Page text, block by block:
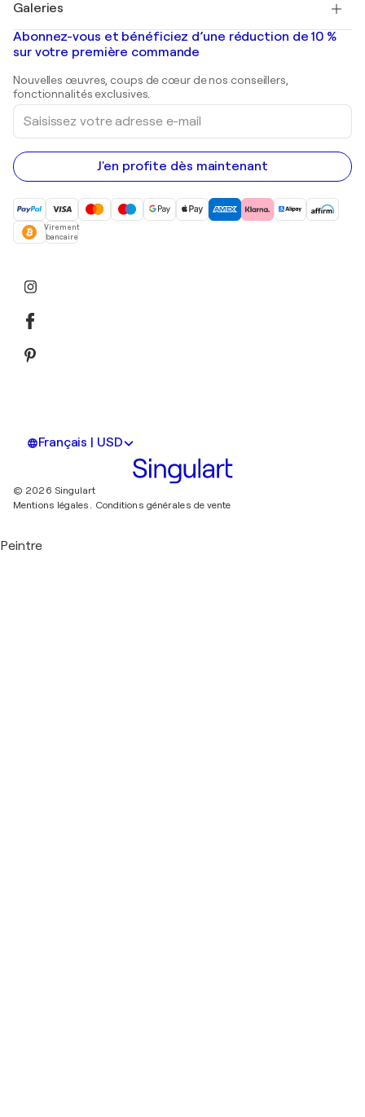
Banksy
Mr. Brainwash
Shepard Fairey
Tableaux abstraits à vendre
Peintures de paysage
Estampes
Peintures acryliques
Galeries
Galeries d'art en France
Galeries d'art en Belgique
Abonnez-vous et bénéficiez d’une réduction de 10 %
sur votre première commande
Nouvelles œuvres, coups de cœur de nos conseillers,
fonctionnalités exclusives.
Saisissez
votre
adresse
e-
mail
J'en profite dès maintenant
Virement
bancaire
Français | USD
© 2026 Singulart
Mentions légales. Conditions générales de vente
Peintre